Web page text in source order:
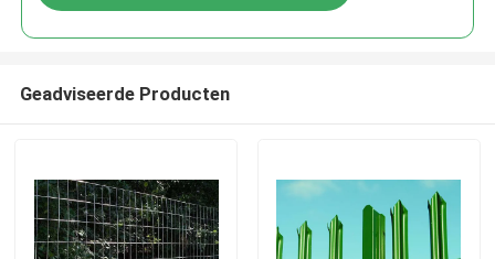
Geadviseerde Producten